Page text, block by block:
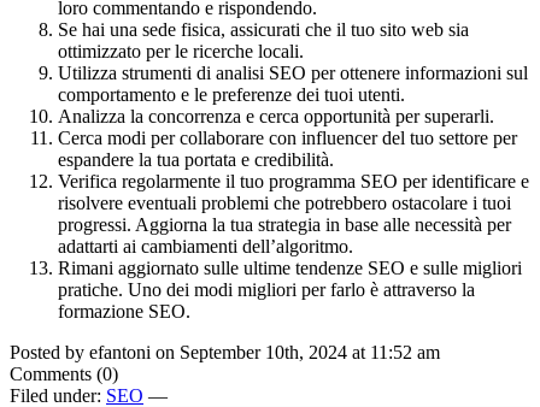
loro commentando e rispondendo.
Se hai una sede fisica, assicurati che il tuo sito web sia
ottimizzato per le ricerche locali.
Utilizza strumenti di analisi SEO per ottenere informazioni sul
comportamento e le preferenze dei tuoi utenti.
Analizza la concorrenza e cerca opportunità per superarli.
Cerca modi per collaborare con influencer del tuo settore per
espandere la tua portata e credibilità.
Verifica regolarmente il tuo programma SEO per identificare e
risolvere eventuali problemi che potrebbero ostacolare i tuoi
progressi. Aggiorna la tua strategia in base alle necessità per
adattarti ai cambiamenti dell’algoritmo.
Rimani aggiornato sulle ultime tendenze SEO e sulle migliori
pratiche. Uno dei modi migliori per farlo è attraverso la
formazione SEO.
Posted by efantoni on September 10th, 2024 at 11:52 am
Comments (0)
Filed under: SEO —